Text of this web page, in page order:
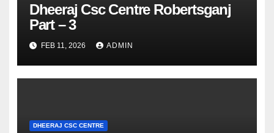
Dheeraj Csc Centre Robertsganj
Part – 3
FEB 11, 2026 ADMIN
DHEERAJ CSC CENTRE